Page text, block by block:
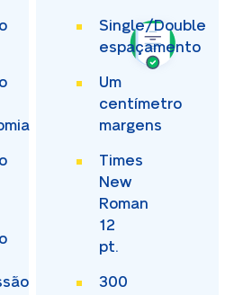
Single/Double
espaçamento
Um
centímetro
margens
Times
New
Roman
12
pt.
300